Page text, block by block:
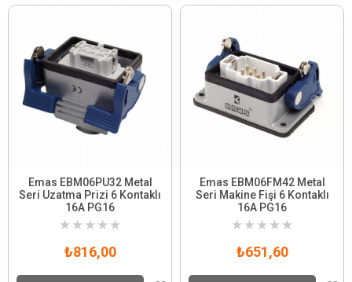
Emas EBM06PU32 Metal
Seri Uzatma Prizi 6 Kontaklı
16A PG16
★ ★ ★ ★ ★
₺816,00
Emas EBM06FM42 Metal
Seri Makine Fişi 6 Kontaklı
16A PG16
★ ★ ★ ★ ★
₺651,60